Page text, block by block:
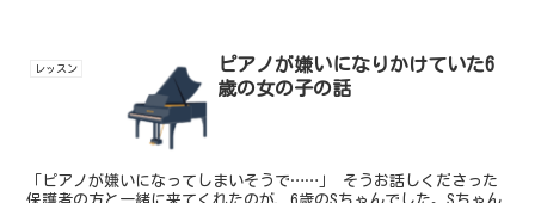
レッスン
ピアノが嫌いになりかけていた6
歳の女の子の話
「ピアノが嫌いになってしまいそうで……」 そうお話しくださった
保護者の方と一緒に来てくれたのが、6歳のSちゃんでした。Sちゃん